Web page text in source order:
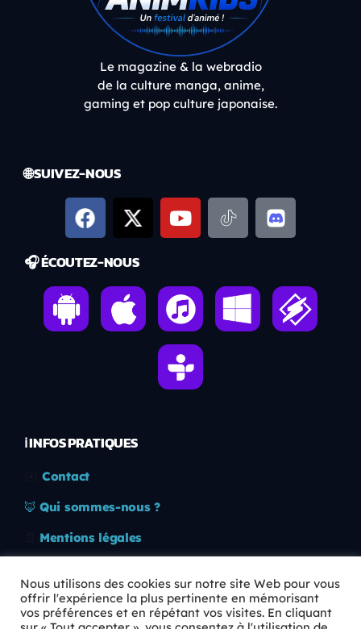
Le magazine & la webradio
de la culture manga, anime,
gaming et pop culture japonaise.
🌐 SUIVEZ-NOUS
🎧 ÉCOUTEZ-NOUS
ℹ️ INFOS PRATIQUES
Contact
🦊 Qui sommes-nous ?
Mentions légales
🛡️ RGPD
Nous utilisons des cookies sur notre site Web pour vous
offrir l'expérience la plus pertinente en mémorisant
vos préférences et en répétant vos visites. En cliquant